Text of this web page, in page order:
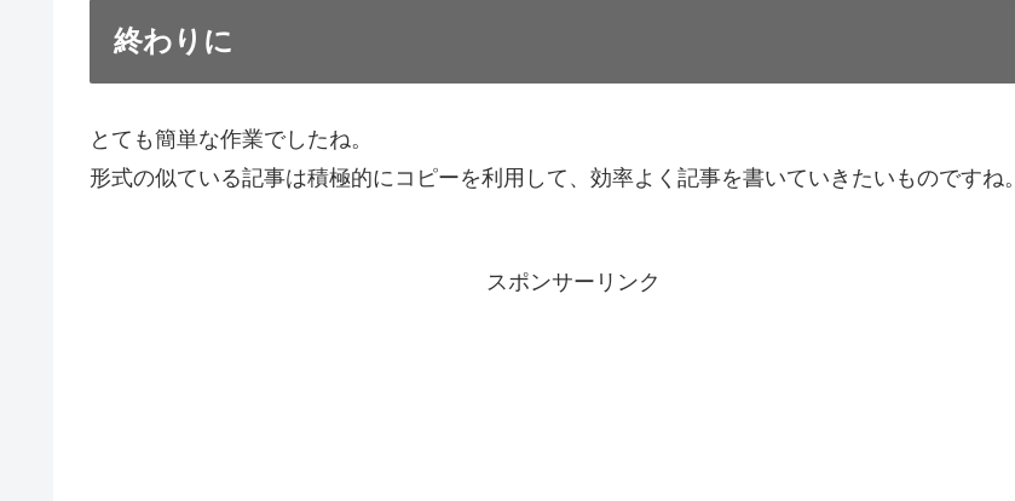
終わりに
とても簡単な作業でしたね。
形式の似ている記事は積極的にコピーを利用して、効率よく記事を書いていきたいものですね。
スポンサーリンク